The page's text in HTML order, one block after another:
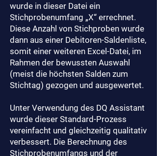
wurde in dieser Datei ein
Stichprobenumfang „X“ errechnet.
Diese Anzahl von Stichproben wurde
dann aus einer Debitoren-Saldenliste,
somit einer weiteren Excel-Datei, im
Rahmen der bewussten Auswahl
(meist die höchsten Salden zum
Stichtag) gezogen und ausgewertet.
Unter Verwendung des DQ Assistant
wurde dieser Standard-Prozess
vereinfacht und gleichzeitig qualitativ
verbessert. Die Berechnung des
Stichprobenumfangs und der